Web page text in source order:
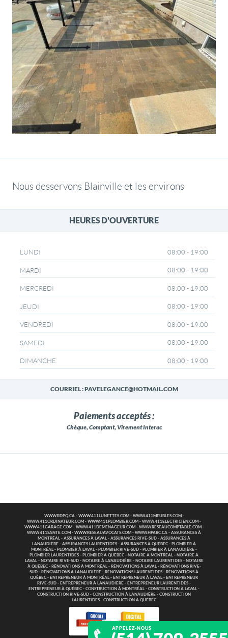
APPELEZ-NOUS
Nous desservons Blainville et les environs
HEURES D'OUVERTURE
LUNDI 08:00 - 19:00
MARDI 08:00 - 19:00
MERCREDI 08:00 - 19:00
JEUDI 08:00 - 19:00
VENDREDI 08:00 - 19:00
SAMEDI 08:00 - 19:00
DIMANCHE 08:00 - 19:00
COURRIEL : PAVELEGANCE@HOTMAIL.COM
Paiements acceptés :
Chèque, Comptant, Virement Interac
WWW.RDPQ.CA - WWW.411LUNETTES.COM- WWW.411MEUBLES.COM-
WWW.411ORDINATEUR.COM - WWW.411PLOMBIER.COM - WWW.411ELECTRICIEN.COM -
WWW.411GARAGE.COM- WWW.411DEMENAGEUR.COM- WWW.RESEAUCOMPTABLE.COM-
WWW.411SANTE.COM - WWW.RESEAUAVOCATS.COM - WWW.HPABC.CA - ASSURANCES À
MONTRÉAL - ASSURANCES À LAVAL - ASSURANCES RIVE-SUD - ASSURANCES À
LANAUDIÈRE - ASSURANCES LAURENTIDES - ASSURANCES À QUÉBEC - PLOMBIER À
MONTRÉAL - PLOMBIER À LAVAL - PLOMBIER RIVE-SUD - PLOMBIER À LANAUDIÈRE -
PLOMBIER LAURENTIDES - PLOMBIER À QUÉBEC - NOTAIRE À MONTRÉAL - NOTAIRE À
LAVAL - NOTAIRE RIVE-SUD- NOTAIRE À LANAUDIÈRE- NOTAIRE LAURENTIDES- NOTAIRE
À QUÉBEC- RÉNOVATIONS À MONTRÉAL - RÉNOVATIONS À LAVAL - RÉNOVATIONS RIVE-
SUD - RÉNOVATIONS À LANAUDIÈRE - RÉNOVATIONS LAURENTIDES - RÉNOVATIONS À
QUÉBEC - ENTREPRENEUR À MONTRÉAL - ENTREPRENEUR À LAVAL - ENTREPRENEUR
RIVE-SUD - ENTREPRENEUR À LANAUDIÈRE - ENTREPRENEUR LAURENTIDES -
ENTREPRENEUR À QUÉBEC - CONSTRUCTION À MONTRÉAL - CONSTRUCTION À LAVAL -
CONSTRUCTION RIVE-SUD - CONSTRUCTION À LANAUDIÈRE - CONSTRUCTION
LAURENTIDES - CONSTRUCTION À QUÉBEC